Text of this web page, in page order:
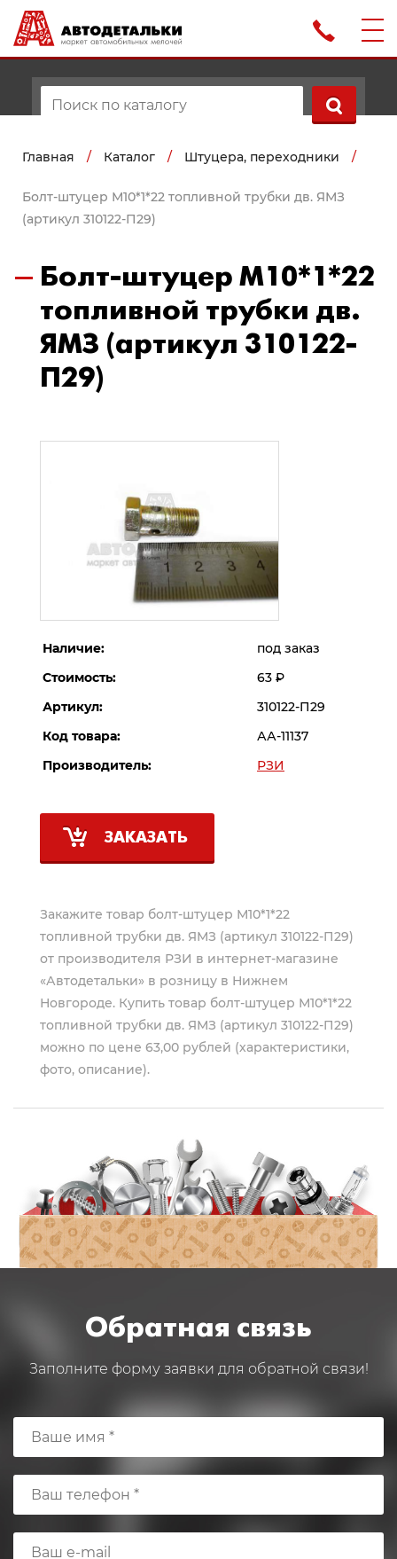
Главная / Каталог / Штуцера, переходники /
Болт-штуцер М10*1*22 топливной трубки дв. ЯМЗ
(артикул 310122-П29)
Болт-штуцер М10*1*22
топливной трубки дв.
ЯМЗ (артикул 310122-
П29)
Наличие:
под заказ
Стоимость:
63 Р
Артикул:
310122-П29
Код товара:
АА-11137
Производитель:
РЗИ
ЗАКАЗАТЬ
Закажите товар болт-штуцер М10*1*22
топливной трубки дв. ЯМЗ (артикул 310122-П29)
от производителя РЗИ в интернет-магазине
«Автодетальки» в розницу в Нижнем
Новгороде. Купить товар болт-штуцер М10*1*22
топливной трубки дв. ЯМЗ (артикул 310122-П29)
можно по цене 63,00 рублей (характеристики,
фото, описание).
Обратная связь
Заполните форму заявки для обратной связи!